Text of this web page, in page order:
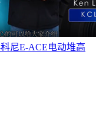
尼E-ACE电动堆高